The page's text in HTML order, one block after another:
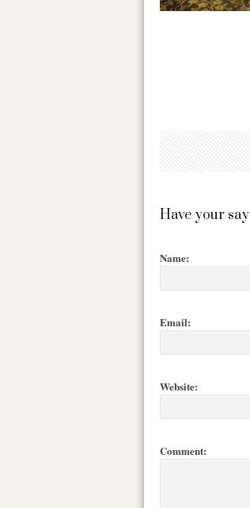
Have your say
Name:
Email:
Website:
Comment: